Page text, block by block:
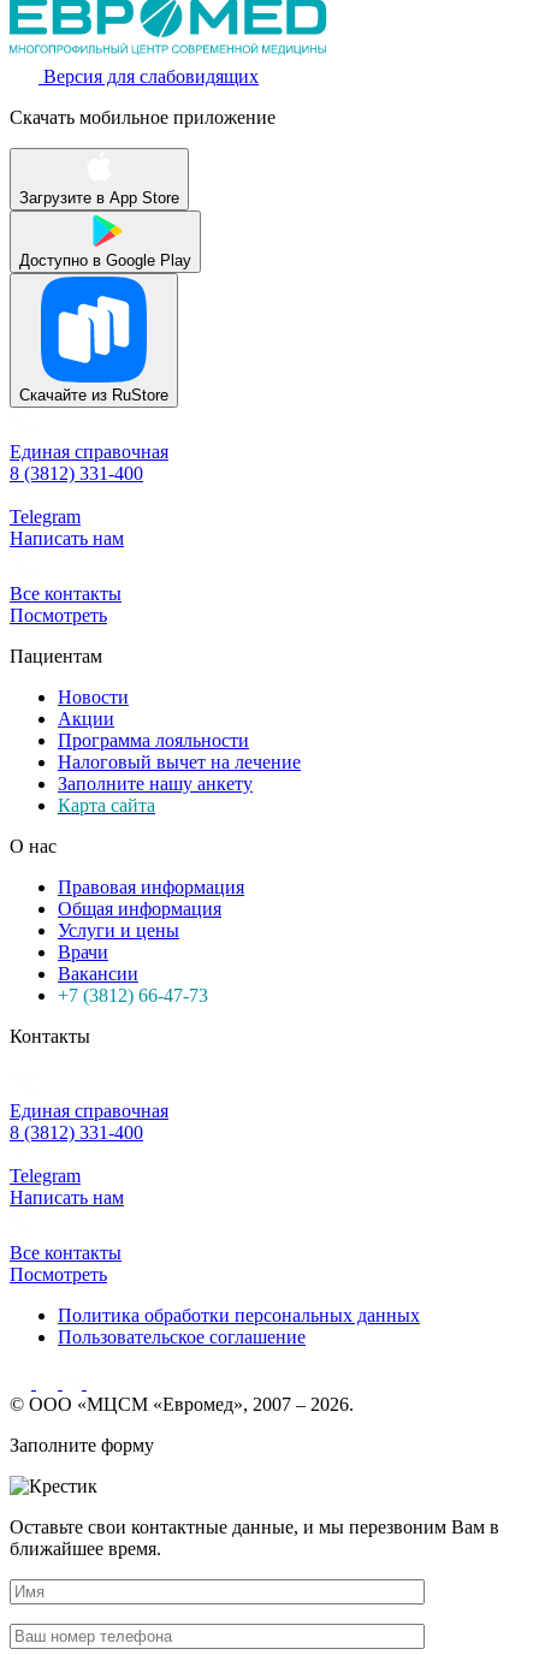
Версия для слабовидящих
Скачать мобильное приложение
Загрузите в App Store
Доступно в Google Play
Скачайте из RuStore
Единая справочная
8 (3812) 331-400
Telegram
Написать нам
Все контакты
Посмотреть
Пациентам
Новости
Акции
Программа лояльности
Налоговый вычет на лечение
Заполните нашу анкету
Карта сайта
О нас
Правовая информация
Общая информация
Услуги и цены
Врачи
Вакансии
+7 (3812) 66-47-73
Контакты
Единая справочная
8 (3812) 331-400
Telegram
Написать нам
Все контакты
Посмотреть
Политика обработки персональных данных
Пользовательское соглашение
© ООО «МЦСМ «Евромед», 2007 – 2026.
Заполните форму
Оставьте свои контактные данные, и мы перезвоним Вам в
ближайшее время.